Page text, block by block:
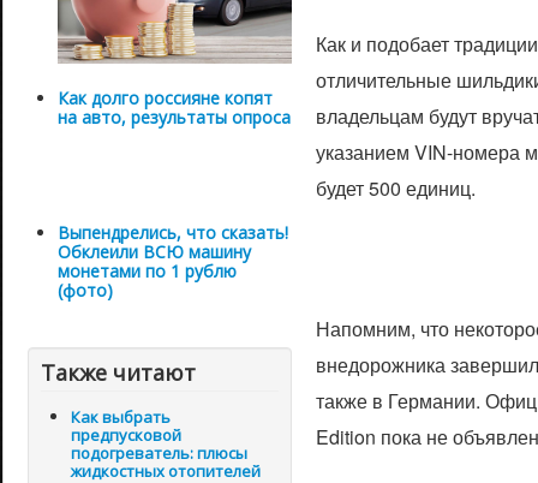
Как долго россияне копят
на авто, результаты опроса
Выпендрелись, что сказать!
Обклеили ВСЮ машину
монетами по 1 рублю
(фото)
Также читают
Как выбрать
предпусковой
подогреватель: плюсы
жидкостных отопителей
Как и подобает
отличительные
владельцам будут
указанием VIN-номера
будет 500 единиц.
Напомним, что
внедорожника
также в Германии.
Edition пока не